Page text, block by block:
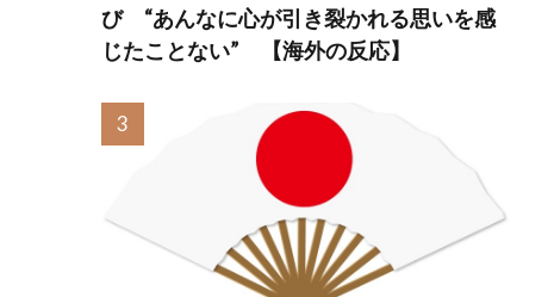
び “あんなに心が引き裂かれる思いを感
じたことない” 【海外の反応】